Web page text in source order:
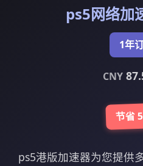
ps5网络加
1年
CNY
节省
ps5港版加速器为您提供